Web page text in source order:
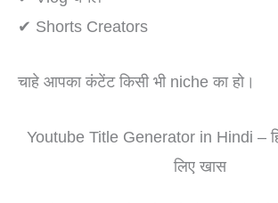
✔ Shorts Creators
चाहे आपका कंटेंट किसी भी niche का हो।
Youtube Title Generator in Hindi –
लिए खास